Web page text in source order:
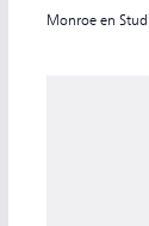
Monroe en